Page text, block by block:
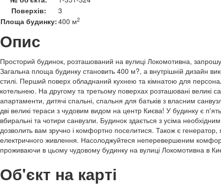
Поверхів:
3
Площа будинку:400 м2
Опис
Просторий будинок, розташований на вулиці Локомотивна,
Загальна площа будинку становить 400 м?, а внутрішній дизайн
стилі. Перший поверх обладнаний кухнею та кімнатою для
котельнею. На другому та третьому поверхах розташовані великі
апартаменти, дитячі спальні, спальня для батьків з власним
дві великі тераси з чудовим видом на центр Києва! У будинку є
вбиральні та чотири санвузли. Будинок здається з усіма
дозволить вам зручно і комфортно поселитися. Також є генератор,
електричного живлення. Насолоджуйтеся неперевершеним
проживаючи в цьому чудовому будинку на вулиці Локомотивна в
Об'єкт на карті